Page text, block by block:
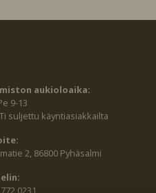
aukioloaika:
9-13
suljettu käyntiasiakkailta
2, 86800 Pyhäsalmi
0231